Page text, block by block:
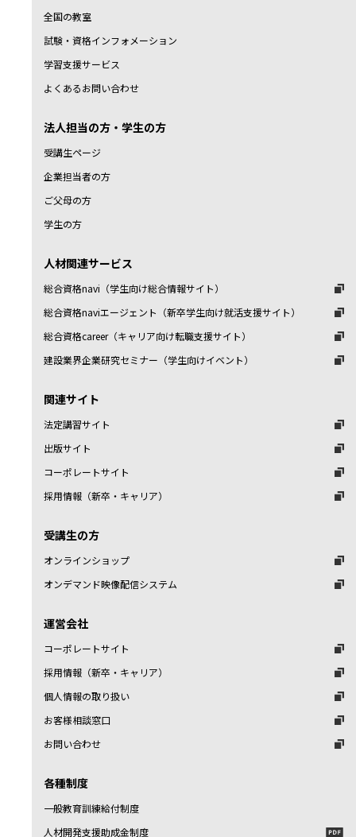
全国の教室
試験・資格インフォメーション
学習支援サービス
よくあるお問い合わせ
法人担当の方・学生の方
受講生ページ
企業担当者の方
ご父母の方
学生の方
人材関連サービス
総合資格navi（学生向け総合情報サイト）
総合資格naviエージェント（新卒学生向け就活支援サイト）
総合資格career（キャリア向け転職支援サイト）
建設業界企業研究セミナー（学生向けイベント）
関連サイト
法定講習サイト
出版サイト
コーポレートサイト
採用情報（新卒・キャリア）
受講生の方
オンラインショップ
オンデマンド映像配信システム
運営会社
コーポレートサイト
採用情報（新卒・キャリア）
個人情報の取り扱い
お客様相談窓口
お問い合わせ
各種制度
一般教育訓練給付制度
人材開発支援助成金制度